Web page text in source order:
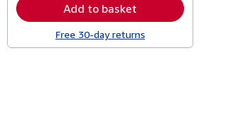
Add to basket
Free 30-day returns